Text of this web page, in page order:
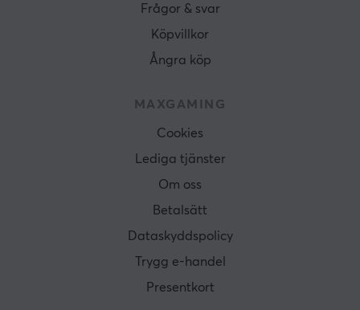
Frågor & svar
Köpvillkor
Ångra köp
MAXGAMING
Cookies
Lediga tjänster
Om oss
Betalsätt
Dataskyddspolicy
Trygg e-handel
Presentkort